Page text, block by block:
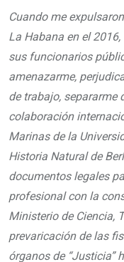
Cuando me
La Habana en el
sus funcionarios
amenazarme,
de trabajo, separarme
colaboración
Marinas de la
Historia Natural de
documentos legales
profesional con la
Ministerio de Ciencia,
prevaricación de las
órganos de “Justicia”